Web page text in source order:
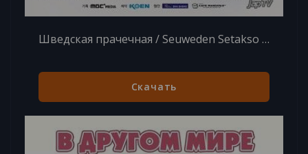
Шведская прачечная / Seuweden Setakso / Sweden Laundry [6 из 16] (2014) HDTVRip 720p
Скачать